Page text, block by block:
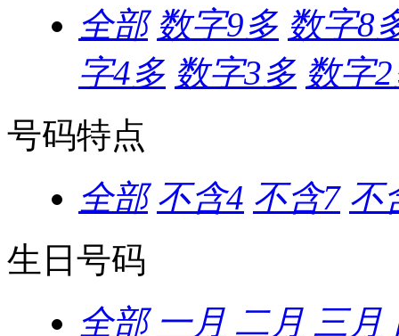
全部 数字9多 数字8
字4多 数字3多 数字
号码特点
全部 不含4 不含7 不
生日号码
全部 一月 二月 三月